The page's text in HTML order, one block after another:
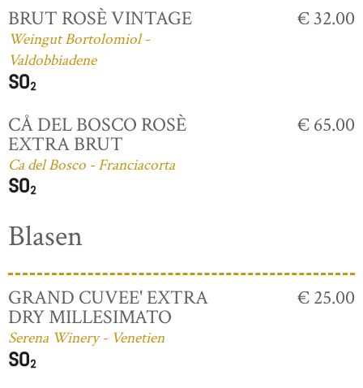
BRUT ROSÈ VINTAGE
Weingut Bortolomiol -
Valdobbiadene
€ 32.00
CÅ DEL BOSCO ROSÈ
EXTRA BRUT
Ca del Bosco - Franciacorta
€ 65.00
Blasen
GRAND CUVEE' EXTRA
DRY MILLESIMATO
Serena Winery - Venetien
€ 25.00